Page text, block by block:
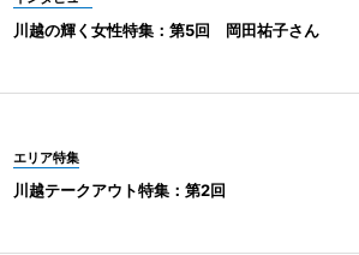
川越の輝く女性特集：第5回 岡田祐子さん
エリア特集
川越テークアウト特集：第2回